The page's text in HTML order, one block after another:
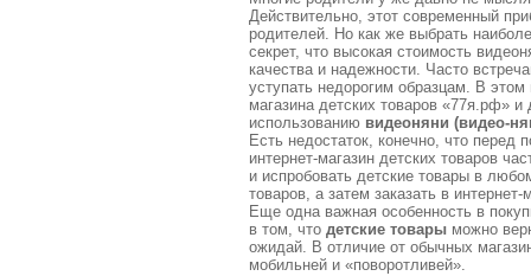
Действительно, этот современный
родителей. Но как же выбрать
секрет, что высокая стоимость
качества и надежности. Часто
уступать недорогим образцам. В
магазина детских товаров «77я.рф»
использованию видеоняни (видео-
Есть недостаток, конечно, что перед
интернет-магазин детских товаров
и испробовать детские товары в
товаров, а затем заказать в
Еще одна важная особенность в
в том, что детские товары можно
ожидай. В отличие от обычных
мобильней и «поворотливей».